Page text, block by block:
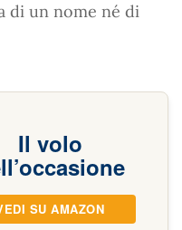
di un nome né di
Il volo
SU AMAZON